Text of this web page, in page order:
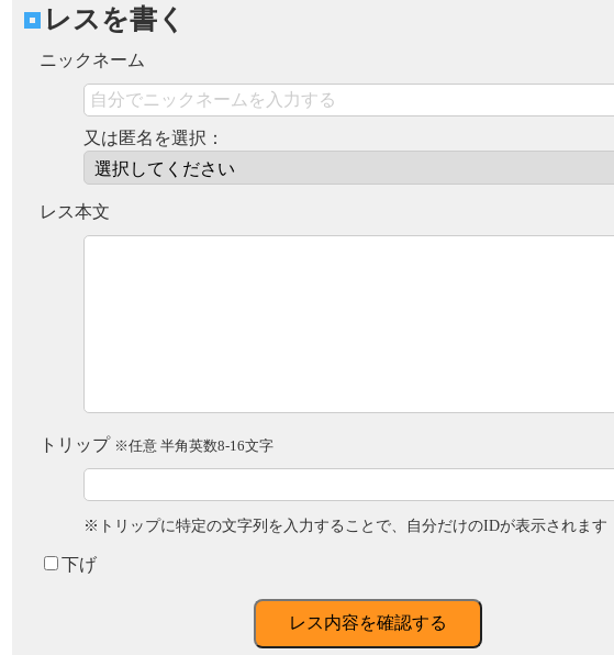
レスを書く
ニックネーム
又は匿名を選択：
レス本文
トリップ ※任意 半角英数8-16文字
※トリップに特定の文字列を入力することで、自分だけのIDが表示されます
下げ
レス内容を確認する